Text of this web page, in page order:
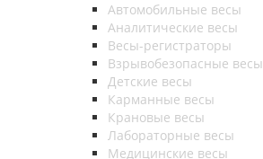
Автомобильные весы
Аналитические весы
Весы-регистраторы
Взрывобезопасные весы
Детские весы
Карманные весы
Крановые весы
Лабораторные весы
Медицинские весы